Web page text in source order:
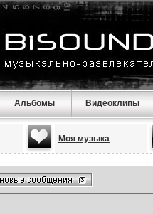
Альбомы Видеоклипы
Моя музыка